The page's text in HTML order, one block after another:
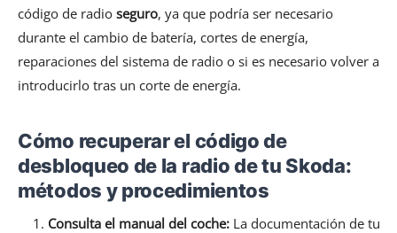
código de radio seguro, ya que podría ser necesario
durante el cambio de batería, cortes de energía,
reparaciones del sistema de radio o si es necesario volver a
introducirlo tras un corte de energía.
Cómo recuperar el código de
desbloqueo de la radio de tu Skoda:
métodos y procedimientos
Consulta el manual del coche:La documentación de tu